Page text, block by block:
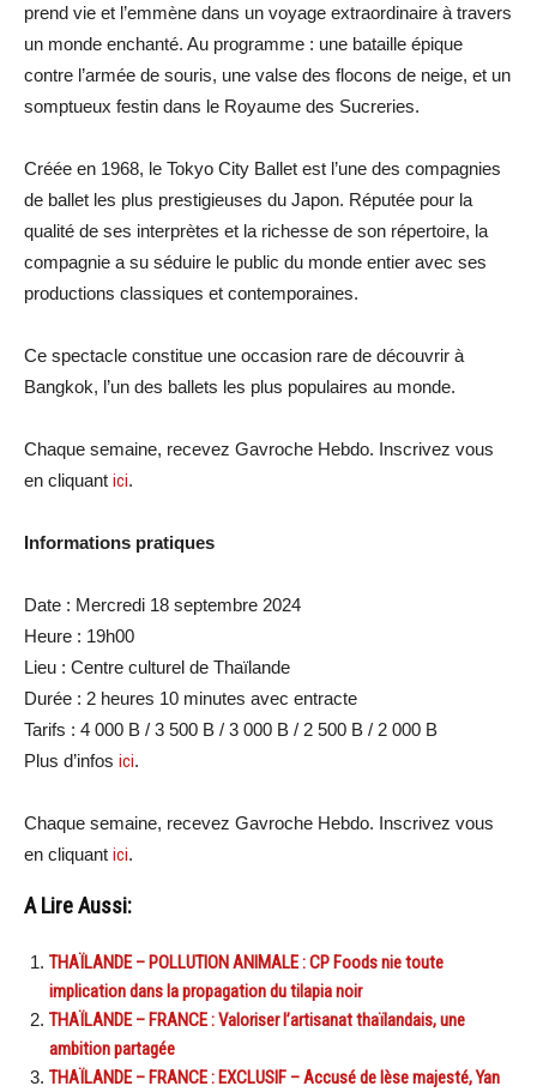
prend vie et l’emmène dans un voyage extraordinaire à travers
un monde enchanté. Au programme : une bataille épique
contre l’armée de souris, une valse des flocons de neige, et un
somptueux festin dans le Royaume des Sucreries.
Créée en 1968, le Tokyo City Ballet est l’une des compagnies
de ballet les plus prestigieuses du Japon. Réputée pour la
qualité de ses interprètes et la richesse de son répertoire, la
compagnie a su séduire le public du monde entier avec ses
productions classiques et contemporaines.
Ce spectacle constitue une occasion rare de découvrir à
Bangkok, l’un des ballets les plus populaires au monde.
Chaque semaine, recevez Gavroche Hebdo. Inscrivez vous
en cliquant ici.
Informations pratiques
Date : Mercredi 18 septembre 2024
Heure : 19h00
Lieu : Centre culturel de Thaïlande
Durée : 2 heures 10 minutes avec entracte
Tarifs : 4 000 B / 3 500 B / 3 000 B / 2 500 B / 2 000 B
Plus d’infos ici.
Chaque semaine, recevez Gavroche Hebdo. Inscrivez vous
en cliquant ici.
A Lire Aussi:
THAÏLANDE – POLLUTION ANIMALE : CP Foods nie toute
implication dans la propagation du tilapia noir
THAÏLANDE – FRANCE : Valoriser l’artisanat thaïlandais, une
ambition partagée
THAÏLANDE – FRANCE : EXCLUSIF – Accusé de lèse majesté, Yan